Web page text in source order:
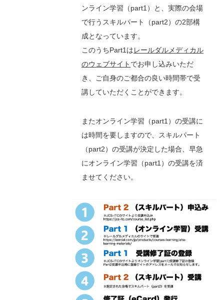
ンライン学習（part1）と、実際の会場
で行うスキルパート（part2）の2部構
成となっています。
このうちPart1はレールダルメディカル
のウェブサイト でお申し込みいただ
き、ご自身のご都合の良い時間帯で受
講していただくことができます。
またオンライン学習（part1）の受講に
は時間を要しますので、スキルパート
（part2）の受講が決定した場合、早急
にオンライン学習（part1）の受講を済
ませてください。